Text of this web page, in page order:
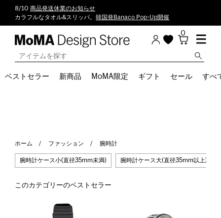
8/10 商品発送休業のお知らせ
カラフルなタオル&スリッパ。 韓国発Banaco Pop-Up開催
0
ベストセラー 新商品 MoMA限定 ギフト セール すべ
ホーム ファッション 腕時計
腕時計ケース小(直径35mm未満) 腕時計ケース大(直径35mm以上)
このカテゴリーのベストセラー